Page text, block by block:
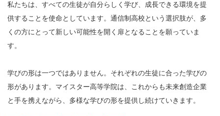
私たちは、すべての生徒が自分らしく学び、成長できる環境を提
供することを使命としています。通信制高校という選択肢が、多
くの方にとって新しい可能性を開く扉となることを願っていま
す。
学びの形は一つではありません。それぞれの生徒に合った学びの
形があります。マイスター高等学院は、これからも未来創造企業
と手を携えながら、多様な学びの形を提供し続けていきます。